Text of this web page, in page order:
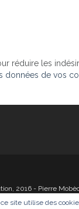
réduire les
données de vos
2016 - Pierre
site utilise des